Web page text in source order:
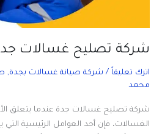
شركة تصليح غسالات
اترك تعليقاً / شركة صيانة غسالات بجدة,
محمد
شركة تصليح غسالات جدة عندما يتعلق
الغسالات، فإن أحد العوامل الرئيسية